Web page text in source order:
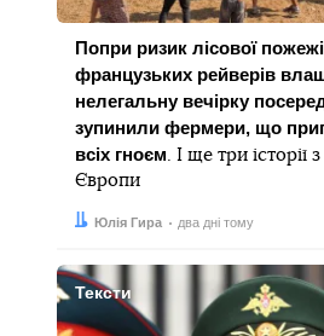
Попри ризик лісової
французьких рейверів
нелегальну вечірку
зупинили фермери, що
всіх гноєм . І ще три історії
Європи
Автор:
Юлія Гира
Дата: два дні тому
Тексти